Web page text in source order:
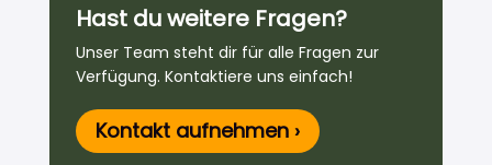
Hast du weitere Fragen?
Unser Team steht dir für alle Fragen zur
Verfügung. Kontaktiere uns einfach!
Kontakt aufnehmen ›